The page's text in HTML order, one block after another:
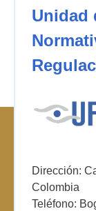
Unidad
Dirección:
Colombia
Teléfono: